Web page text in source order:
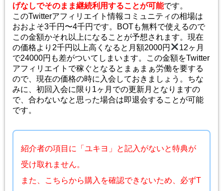
げなしでそのまま継続利用することが可能です。
このTwitterアフィリエイト情報コミュニティの相場は
おおよそ3千円〜4千円です。BOTも無料で使えるので
この金額かそれ以上になることが予想されます。現在
の価格より2千円以上高くなると月額2000円
12ヶ月
で24000円も差がついてしまいます。この金額をTwitter
アフィリエイトで稼ぐとなるとまぁまぁ労働を要する
ので、現在の価格の時に入会しておきましょう。ちな
みに、初回入会に限り1ヶ月での更新月となりますの
で、合わないなと思った場合は即退会することが可能
です。
紹介者の項目に「ユキヨ」と記入がないと特典が
受け取れません。
また、こちらから購入を確認できないため、必ずT